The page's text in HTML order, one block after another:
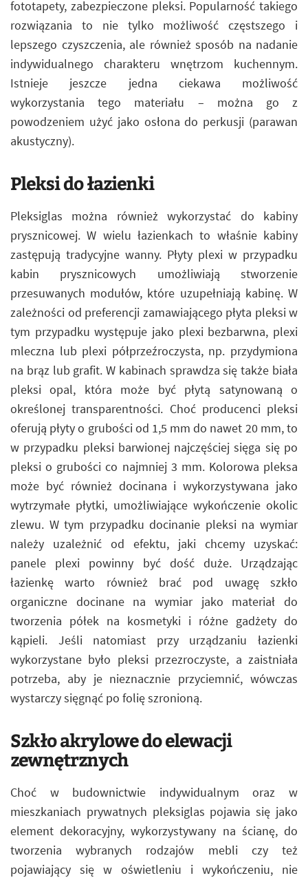
fototapety, zabezpieczone pleksi. Popularność takiego
rozwiązania to nie tylko możliwość częstszego i
lepszego czyszczenia, ale również sposób na nadanie
indywidualnego charakteru wnętrzom kuchennym.
Istnieje jeszcze jedna ciekawa możliwość
wykorzystania tego materiału – można go z
powodzeniem użyć jako osłona do perkusji (parawan
akustyczny).
Pleksi do łazienki
Pleksiglas można również wykorzystać do kabiny
prysznicowej. W wielu łazienkach to właśnie kabiny
zastępują tradycyjne wanny. Płyty plexi w przypadku
kabin prysznicowych umożliwiają stworzenie
przesuwanych modułów, które uzupełniają kabinę. W
zależności od preferencji zamawiającego płyta pleksi w
tym przypadku występuje jako plexi bezbarwna, plexi
mleczna lub plexi półprzeźroczysta, np. przydymiona
na brąz lub grafit. W kabinach sprawdza się także biała
pleksi opal, która może być płytą satynowaną o
określonej transparentności. Choć producenci pleksi
oferują płyty o grubości od 1,5 mm do nawet 20 mm, to
w przypadku pleksi barwionej najczęściej sięga się po
pleksi o grubości co najmniej 3 mm. Kolorowa pleksa
może być również docinana i wykorzystywana jako
wytrzymałe płytki, umożliwiające wykończenie okolic
zlewu. W tym przypadku docinanie pleksi na wymiar
należy uzależnić od efektu, jaki chcemy uzyskać:
panele plexi powinny być dość duże. Urządzając
łazienkę warto również brać pod uwagę szkło
organiczne docinane na wymiar jako materiał do
tworzenia półek na kosmetyki i różne gadżety do
kąpieli. Jeśli natomiast przy urządzaniu łazienki
wykorzystane było pleksi przezroczyste, a zaistniała
potrzeba, aby je nieznacznie przyciemnić, wówczas
wystarczy sięgnąć po folię szronioną.
Szkło akrylowe do elewacji
zewnętrznych
Choć w budownictwie indywidualnym oraz w
mieszkaniach prywatnych pleksiglas pojawia się jako
element dekoracyjny, wykorzystywany na ścianę, do
tworzenia wybranych rodzajów mebli czy też
pojawiający się w oświetleniu i wykończeniu, nie